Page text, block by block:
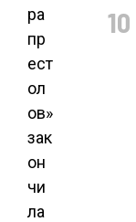
ра
пр
ест
ол
ов»
зак
он
чи
ла